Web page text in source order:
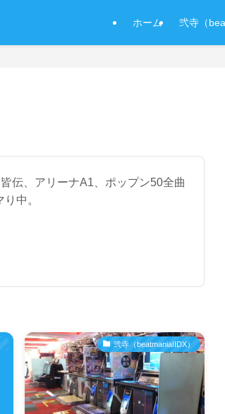
ホーム 弐寺（
伝、アリーナA1、ポップン50全曲
中。
弐寺（beatmaniaIIDX）